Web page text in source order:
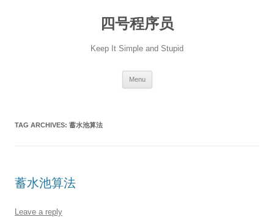
四号程序员
Keep It Simple and Stupid
Menu
TAG ARCHIVES: 蓄水池算法
蓄水池算法
Leave a reply